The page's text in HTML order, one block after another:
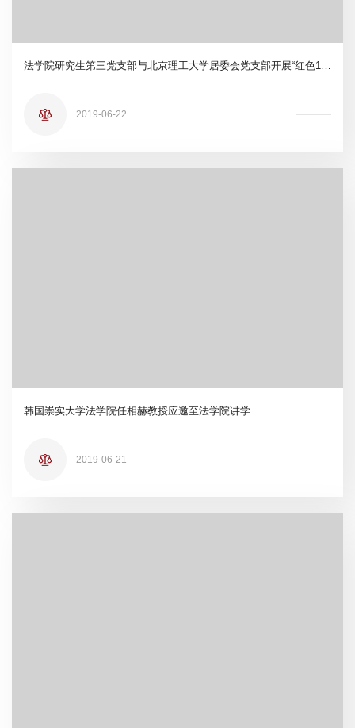
2019-06-22
韩国崇实大学法学院任相赫教授应邀至法学院讲学
2019-06-21